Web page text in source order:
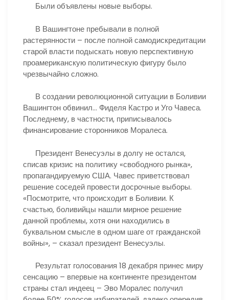
Были объявлены новые выборы.
В Вашингтоне пребывали в полной
растерянности – после полной самодискредитации
старой власти подыскать новую перспективную
проамериканскую политическую фигуру было
чрезвычайно сложно.
В создании революционной ситуации в Боливии
Вашингтон обвинил… Фиделя Кастро и Уго Чавеса.
Последнему, в частности, приписывалось
финансирование сторонников Моралеса.
Президент Венесуэлы в долгу не остался,
списав кризис на политику «свободного рынка»,
пропагандируемую США. Чавес приветствовал
решение соседей провести досрочные выборы.
«Посмотрите, что происходит в Боливии. К
счастью, боливийцы нашли мирное решение
данной проблемы, хотя они находились в
буквальном смысле в одном шаге от гражданской
войны», – сказал президент Венесуэлы.
Результат голосования 18 декабря принес миру
сенсацию – впервые на континенте президентом
страны стал индеец – Эво Моралес получил